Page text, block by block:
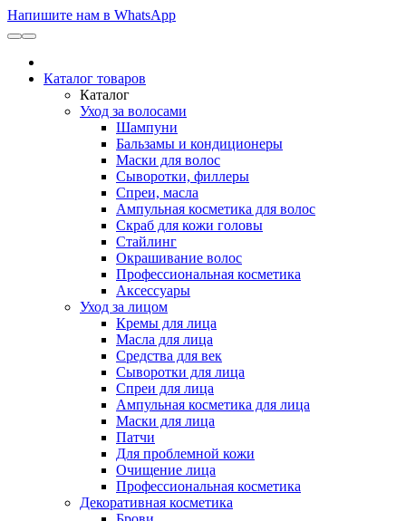
Напишите нам в WhatsApp
Каталог товаров
Каталог
Уход за волосами
Шампуни
Бальзамы и кондиционеры
Маски для волос
Сыворотки, филлеры
Спреи, масла
Ампульная косметика для волос
Скраб для кожи головы
Стайлинг
Окрашивание волос
Профессиональная косметика
Аксессуары
Уход за лицом
Кремы для лица
Масла для лица
Средства для век
Сыворотки для лица
Спреи для лица
Ампульная косметика для лица
Маски для лица
Патчи
Для проблемной кожи
Очищение лица
Профессиональная косметика
Декоративная косметика